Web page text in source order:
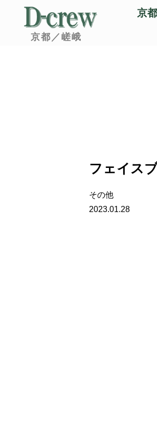
京
京都／嵯峨
フェイス
その他
2023.01.28